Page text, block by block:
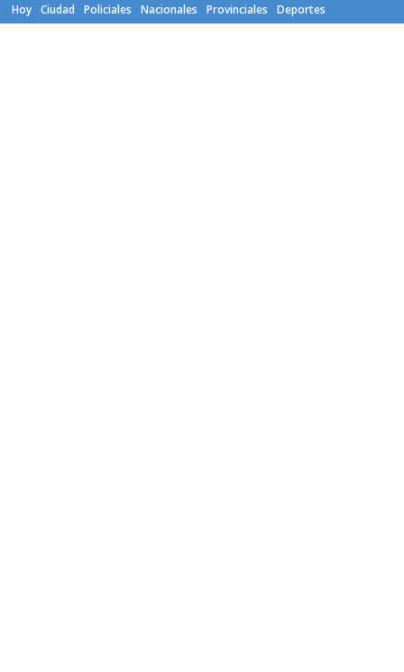
Hoy
Ciudad Policiales Nacionales Provinciales Deportes